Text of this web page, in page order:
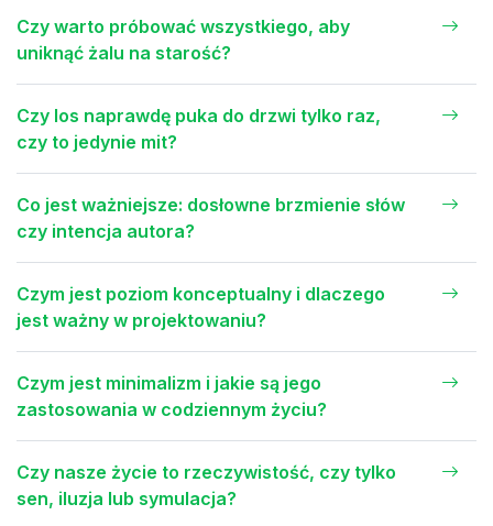
Czy warto próbować wszystkiego, aby
uniknąć żalu na starość?
Czy los naprawdę puka do drzwi tylko raz,
czy to jedynie mit?
Co jest ważniejsze: dosłowne brzmienie słów
czy intencja autora?
Czym jest poziom konceptualny i dlaczego
jest ważny w projektowaniu?
Czym jest minimalizm i jakie są jego
zastosowania w codziennym życiu?
Czy nasze życie to rzeczywistość, czy tylko
sen, iluzja lub symulacja?